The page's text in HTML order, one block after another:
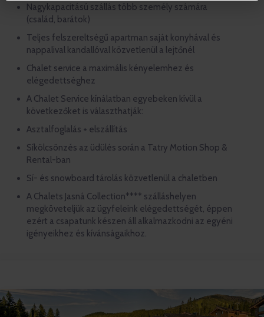
Nagykapacitású szállás több személy számára
(család, barátok)
Teljes felszereltségű apartman saját konyhával és
nappalival kandallóval közvetlenül a lejtőnél
Chalet service a maximális kényelemhez és
elégedettséghez
A Chalet Service kínálatban egyebeken kívül a
következőket is választhatják:
Asztalfoglalás + elszállítás
Síkölcsönzés az üdülés során a Tatry Motion Shop &
Rental-ban
Sí- és snowboard tárolás közvetlenül a chaletben
A Chalets Jasná Collection**** szálláshelyen
megköveteljük az ügyfeleink elégedettségét, éppen
ezért a csapatunk készen áll alkalmazkodni az egyéni
igényeikhez és kívánságaikhoz.